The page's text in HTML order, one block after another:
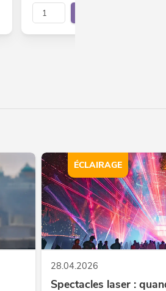
28.04.2026
Spectacles laser :
ÉCLAIRAGE